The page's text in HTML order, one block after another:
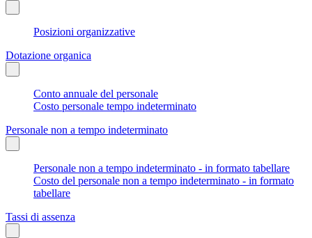
Posizioni organizzative
Dotazione organica
Conto annuale del personale
Costo personale tempo indeterminato
Personale non a tempo indeterminato
Personale non a tempo indeterminato - in formato tabellare
Costo del personale non a tempo indeterminato - in formato
tabellare
Tassi di assenza